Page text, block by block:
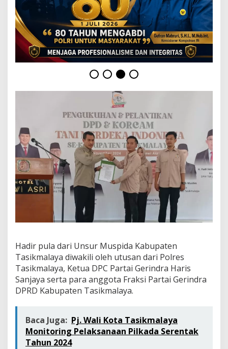
d
o
n
e
s
i
K
b
u
p
a
t
e
n
T
a
s
i
l
a
Hadir pula dari Unsur Muspida Kabupaten
Tasikmalaya diwakili oleh utusan dari Polres
Tasikmalaya, Ketua DPC Partai Gerindra Haris
Sanjaya serta para anggota Fraksi Partai Gerindra
DPRD Kabupaten Tasikmalaya.
Baca Juga: Pj. Wali Kota Tasikmalaya
Monitoring Pelaksanaan Pilkada Serentak
Tahun 2024